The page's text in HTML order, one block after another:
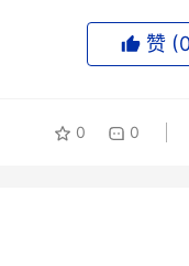
赞 (
0 0